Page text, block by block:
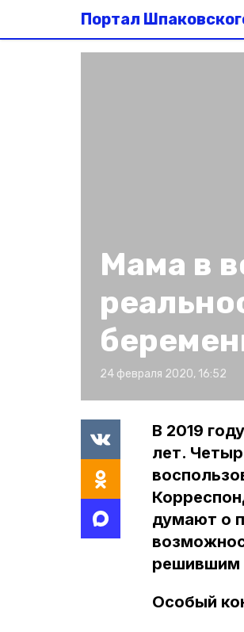
Портал
Мама в
24 февраля 2020, 16:52
В 2019
лет.
думают о
решившим
Особый